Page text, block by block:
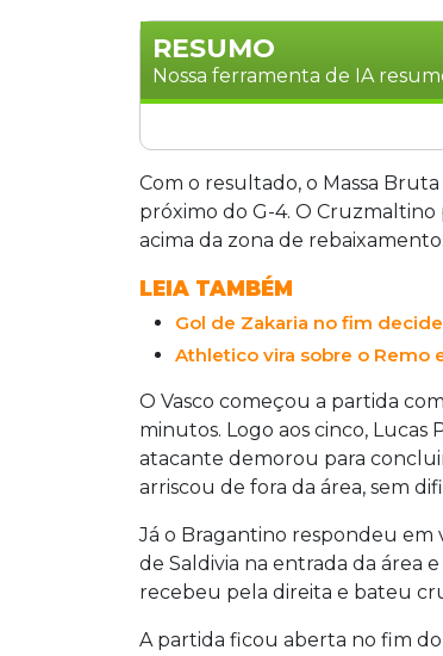
RESUMO
Nossa ferramenta de IA
Bragantino venceu o Vasco
Rodriguinho, Isidro Pitta e
Bragantino com 26 pontos,
dois acima da zona de
Com o resultado, o Massa
próximo do G-4. O Cruzmaltino
acima da zona de rebaixamento.
LEIA TAMBÉM
Gol de Zakaria no fim
Athletico vira sobre o Remo
O Vasco começou a partida
minutos. Logo aos cinco,
atacante demorou para
arriscou de fora da área, sem
Já o Bragantino respondeu em
de Saldivia na entrada da área
recebeu pela direita e bateu
A partida ficou aberta no fim